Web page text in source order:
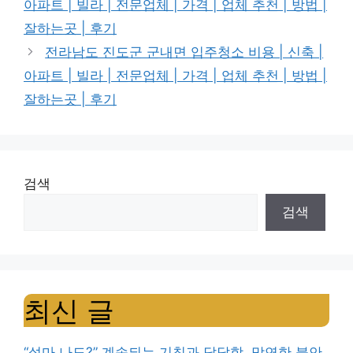
아파트 | 빌라 | 전문업체 | 가격 | 업체 추천 | 방법 |
잘하는곳 | 후기
전라남도 진도군 군내면 입주청소 비용 | 신축 |
아파트 | 빌라 | 전문업체 | 가격 | 업체 추천 | 방법 |
잘하는곳 | 후기
검색
검색
최신 글